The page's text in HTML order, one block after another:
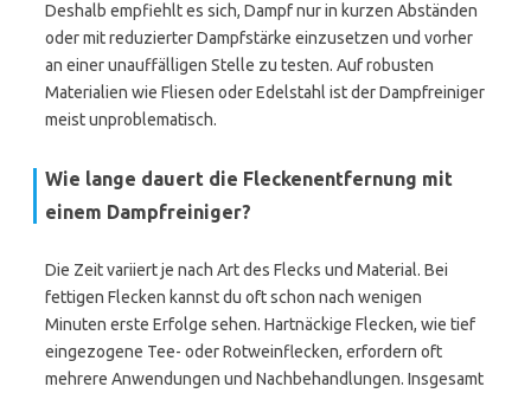
Deshalb empfiehlt es sich, Dampf nur in kurzen Abständen
oder mit reduzierter Dampfstärke einzusetzen und vorher
an einer unauffälligen Stelle zu testen. Auf robusten
Materialien wie Fliesen oder Edelstahl ist der Dampfreiniger
meist unproblematisch.
Wie lange dauert die Fleckenentfernung mit
einem Dampfreiniger?
Die Zeit variiert je nach Art des Flecks und Material. Bei
fettigen Flecken kannst du oft schon nach wenigen
Minuten erste Erfolge sehen. Hartnäckige Flecken, wie tief
eingezogene Tee- oder Rotweinflecken, erfordern oft
mehrere Anwendungen und Nachbehandlungen. Insgesamt